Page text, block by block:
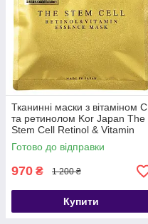
Тканинні маски з вітаміном С
та ретинолом Kor Japan The
Stem Cell Retinol & Vitamin
Essence Mask 30шт
Готово до відправки
970 ₴ 1 200 ₴
Купити